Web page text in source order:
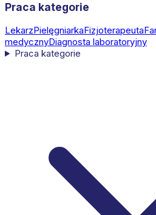
Praca kategorie
LekarzPielęgniarkaFizjoterapeuta
medycznyDiagnosta laboratoryjny
Praca kategorie